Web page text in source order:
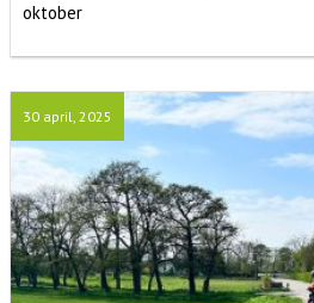
oktober
30 april, 2025